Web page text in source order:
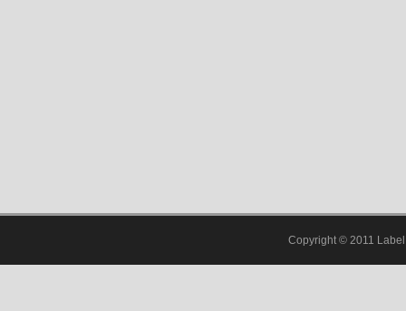
Copyright © 2011